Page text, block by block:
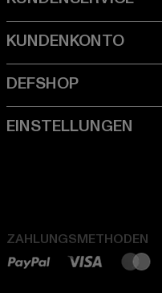
ZAHLUNGSMETHODEN